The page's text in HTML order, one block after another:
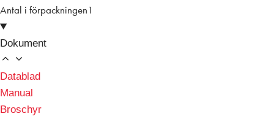
Antal i förpackningen 1
Dokument
Datablad
Manual
Broschyr